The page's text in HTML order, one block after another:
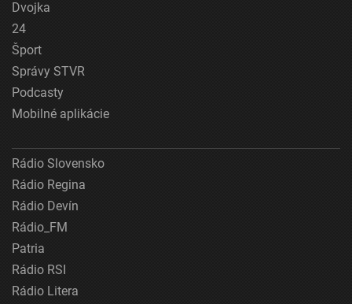
Dvojka
24
Šport
Správy STVR
Podcasty
Mobilné aplikácie
Rádio Slovensko
Rádio Regina
Rádio Devín
Rádio_FM
Patria
Rádio RSI
Rádio Litera